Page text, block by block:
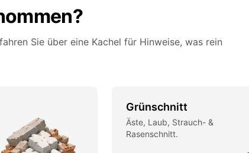
Sie über eine Kachel für Hinweise, was rein
Grünschnitt
Äste, Laub, Strauch- &
Rasenschnitt.